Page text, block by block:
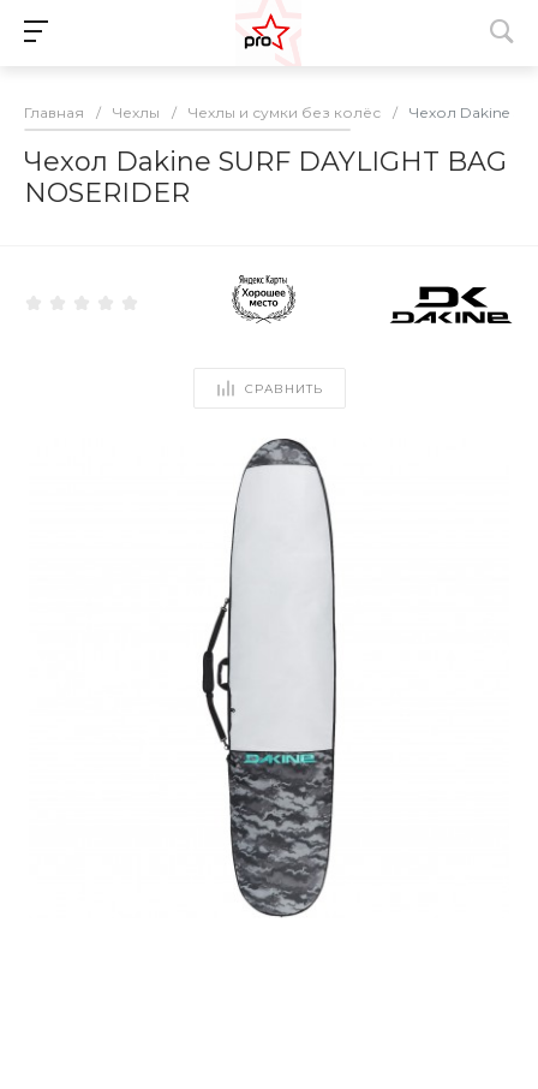
Главная / Чехлы / Чехлы и сумки без колёс / Чехол Dakine
Чехол Dakine SURF DAYLIGHT BAG
NOSERIDER
СРАВНИТЬ